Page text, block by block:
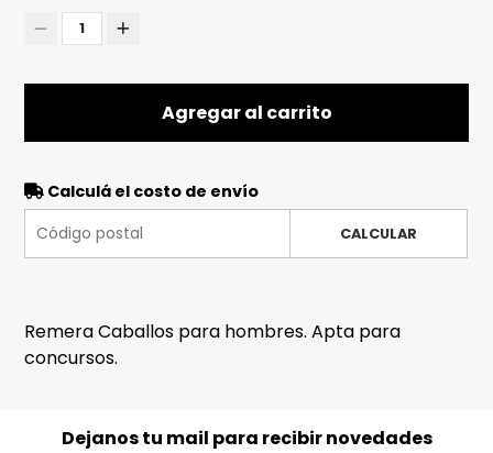
1
Agregar al carrito
Calculá el costo de envío
CALCULAR
Remera Caballos para hombres. Apta para
concursos.
Dejanos tu mail para recibir novedades